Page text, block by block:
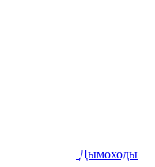
Дымоходы